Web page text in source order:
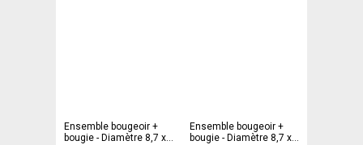
Ensemble bougeoir +
bougie - Diamètre 8,7 x
Ensemble bougeoir +
bougie - Diamètre 8,7 x